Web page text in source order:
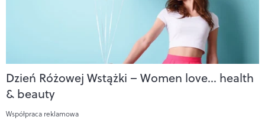
Dzień Różowej Wstążki – Women love… health
& beauty
Współpraca reklamowa